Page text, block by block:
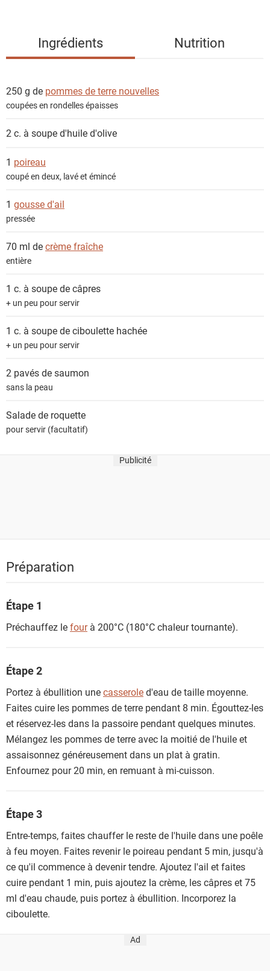
i
e
n
s
Ingrédients Nutrition
250 g de pommes de terre nouvelles
coupées en rondelles épaisses
2 c. à souped'huile d'olive
1 poireau
coupé en deux, lavé et émincé
1 gousse d'ail
pressée
70 ml decrème fraîche
entière
1 c. à soupe decâpres
+ un peu pour servir
1 c. à soupe deciboulette hachée
+ un peu pour servir
2 pavés desaumon
sans la peau
Salade de roquette
pour servir (facultatif)
Publicité
Préparation
Étape 1
Préchauffez lefourà 200°C (180°C chaleur tournante).
Étape 2
Portez à ébullition unecasseroled'eau de taille moyenne.
Faites cuire les pommes de terre pendant 8 min. Égouttez-les
et réservez-les dans la passoire pendant quelques minutes.
Mélangez les pommes de terre avec la moitié de l'huile et
assaisonnez généreusement dans un plat à gratin.
Enfournez pour 20 min, en remuant à mi-cuisson.
Étape 3
Entre-temps, faites chauffer le reste de l'huile dans une poêle
à feu moyen. Faites revenir le poireau pendant 5 min, jusqu'à
ce qu'il commence à devenir tendre. Ajoutez l'ail et faites
cuire pendant 1 min, puis ajoutez la crème, les câpres et 75
ml d'eau chaude, puis portez à ébullition. Incorporez la
ciboulette.
Ad